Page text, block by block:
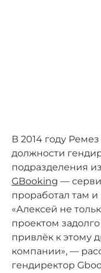
В 2014 году
должности
подразделения
GBooking —
проработал там
«Алексей не
проектом
привлёк к этому
компании», —
гендиректор